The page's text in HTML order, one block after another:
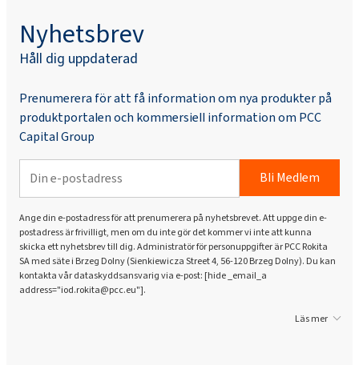
Nyhetsbrev
Håll dig uppdaterad
Prenumerera för att få information om nya produkter på
produktportalen och kommersiell information om PCC
Capital Group
Bli Medlem
Ange din e-postadress för att prenumerera på nyhetsbrevet. Att uppge din e-
postadress är frivilligt, men om du inte gör det kommer vi inte att kunna
skicka ett nyhetsbrev till dig. Administratör för personuppgifter är PCC Rokita
SA med säte i Brzeg Dolny (Sienkiewicza Street 4, 56-120 Brzeg Dolny). Du kan
kontakta vår dataskyddsansvarig via e-post: [hide _email_a
address="iod.rokita@pcc.eu"].
Läs mer